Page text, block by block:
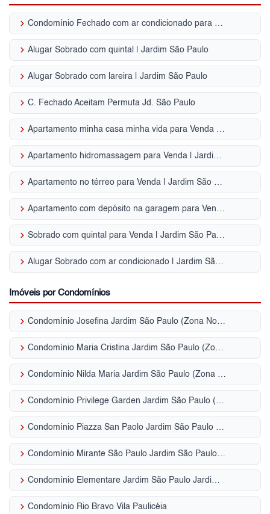
keyboard_arrow_right Condomínio Fechado com ar condicionado para Venda | Jardim São Paulo
keyboard_arrow_right Alugar Sobrado com quintal | Jardim São Paulo
keyboard_arrow_right Alugar Sobrado com lareira | Jardim São Paulo
keyboard_arrow_right C. Fechado Aceitam Permuta Jd. São Paulo
keyboard_arrow_right Apartamento minha casa minha vida para Venda | Jardim São Paulo
keyboard_arrow_right Apartamento hidromassagem para Venda | Jardim São Paulo
keyboard_arrow_right Apartamento no térreo para Venda | Jardim São Paulo
keyboard_arrow_right Apartamento com depósito na garagem para Venda | Jardim São Paulo
keyboard_arrow_right Sobrado com quintal para Venda | Jardim São Paulo
keyboard_arrow_right Alugar Sobrado com ar condicionado | Jardim São Paulo
Imóveis por Condomínios
keyboard_arrow_right Condomínio Josefina Jardim São Paulo (Zona Norte)
keyboard_arrow_right Condomínio Maria Cristina Jardim São Paulo (Zona Norte)
keyboard_arrow_right Condomínio Nilda Maria Jardim São Paulo (Zona Norte)
keyboard_arrow_right Condomínio Privilege Garden Jardim São Paulo (Zona Norte)
keyboard_arrow_right Condomínio Piazza San Paolo Jardim São Paulo (Zona Norte)
keyboard_arrow_right Condomínio Mirante São Paulo Jardim São Paulo (Zona Norte)
keyboard_arrow_right Condomínio Elementare Jardim São Paulo Jardim São Paulo (Zona Norte)
keyboard_arrow_right Condomínio Rio Bravo Vila Paulicéia